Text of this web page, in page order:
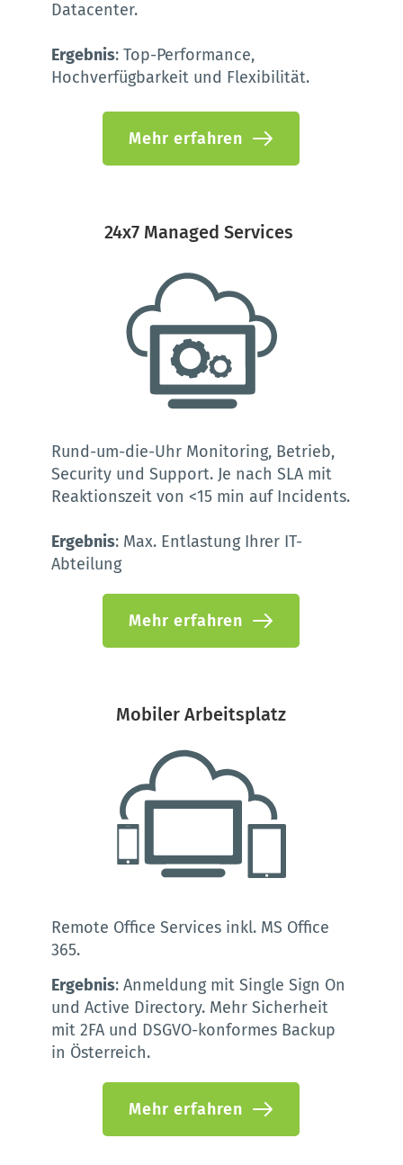
Datacenter.
Ergebnis: Top-Performance,
Hochverfügbarkeit und Flexibilität.
Mehr erfahren
24x7 Managed Services
Rund-um-die-Uhr Monitoring, Betrieb,
Security und Support. Je nach SLA mit
Reaktionszeit von <15 min auf Incidents.
Ergebnis: Max. Entlastung Ihrer IT-
Abteilung
Mehr erfahren
Mobiler Arbeitsplatz
Remote Office Services inkl. MS Office
365.
Ergebnis: Anmeldung mit Single Sign On
und Active Directory. Mehr Sicherheit
mit 2FA und DSGVO-konformes Backup
in Österreich.
Mehr erfahren